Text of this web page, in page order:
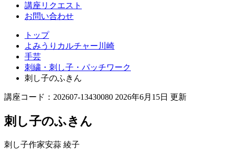
講座リクエスト
お問い合わせ
トップ
よみうりカルチャー川崎
手芸
刺繍・刺し子・パッチワーク
刺し子のふきん
講座コード：202607-13430080 2026年6月15日 更新
刺し子のふきん
刺し子作家安蒜 綾子